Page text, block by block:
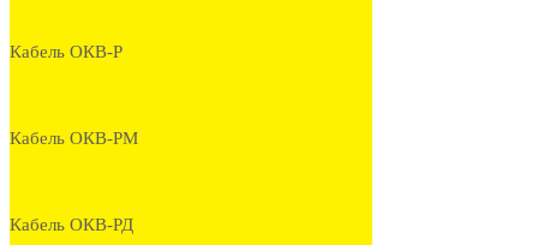
Кабель ОКВ-Р
Кабель ОКВ-РМ
Кабель ОКВ-РД